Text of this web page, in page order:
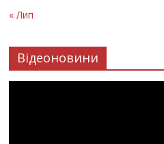
« Лип
Відеоновини